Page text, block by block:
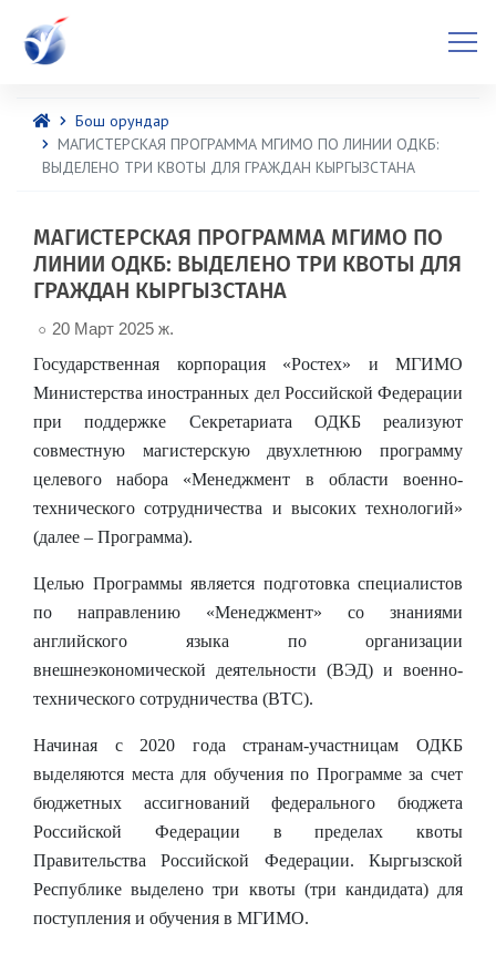
Бош орундар
МАГИСТЕРСКАЯ ПРОГРАММА МГИМО ПО ЛИНИИ ОДКБ:
ВЫДЕЛЕНО ТРИ КВОТЫ ДЛЯ ГРАЖДАН КЫРГЫЗСТАНА
МАГИСТЕРСКАЯ ПРОГРАММА МГИМО ПО
ЛИНИИ ОДКБ: ВЫДЕЛЕНО ТРИ КВОТЫ ДЛЯ
ГРАЖДАН КЫРГЫЗСТАНА
20 Март 2025 ж.
Государственная корпорация «Ростех» и МГИМО
Министерстваиностранных дел Российской Федерации
при поддержке Секретариата ОДКБ реализуют
совместную магистерскую двухлетнюю программу
целевого набора «Менеджмент в области военно-
технического сотрудничества и высоких технологий»
(далее – Программа).
Целью Программы является подготовка специалистов
по направлению «Менеджмент» со знаниями
английского языка по организации
внешнеэкономической деятельности (ВЭД) и военно-
технического сотрудничества (ВТС).
Начиная с 2020 года странам-участницам ОДКБ
выделяются места для обучения по Программе за счет
бюджетных ассигнований федерального бюджета
Российской Федерации в пределах квоты
Правительства Российской Федерации. Кыргызской
Республике выделено три квоты (три кандидата) для
поступления и обучения в МГИМО.